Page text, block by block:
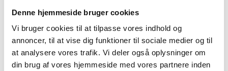
Denne hjemmeside bruger cookies
Vi bruger cookies til at tilpasse vores indhold og
annoncer, til at vise dig funktioner til sociale medier og til
at analysere vores trafik. Vi deler også oplysninger om
din brug af vores hjemmeside med vores partnere inden
Gynger
Hoppeborge
Sandkasser
Gokart og el-biler
Havemøbler